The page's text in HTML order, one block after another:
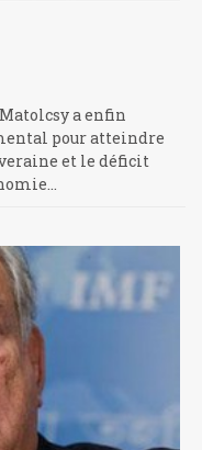
a enfin
pour atteindre
et le déficit